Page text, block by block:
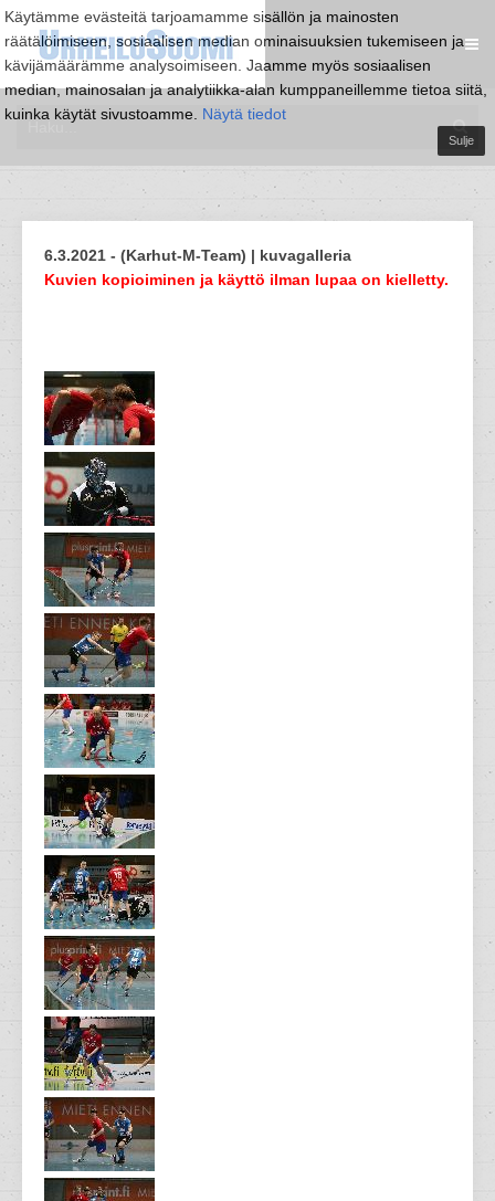
Käytämme evästeitä tarjoamamme sisällön ja mainosten
räätälöimiseen, sosiaalisen median ominaisuuksien tukemiseen ja
kävijämäärämme analysoimiseen. Jaamme myös sosiaalisen
median, mainosalan ja analytiikka-alan kumppaneillemme tietoa siitä,
kuinka käytät sivustoamme. Näytä tiedot
Sulje
6.3.2021 - (Karhut-M-Team) | kuvagalleria
Kuvien kopioiminen ja käyttö ilman lupaa on kielletty.